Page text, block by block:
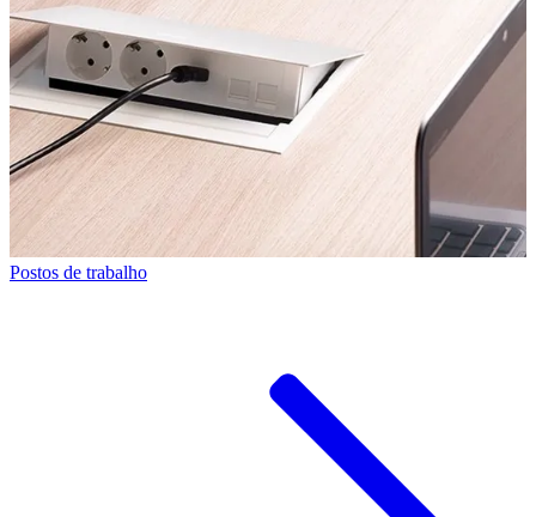
Postos de trabalho